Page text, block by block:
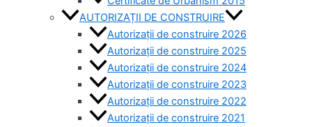
AUTORIZAȚII DE CONSTRUIRE
Autorizații de construire 2026
Autorizații de construire 2025
Autorizații de construire 2024
Autorizații de construire 2023
Autorizații de construire 2022
Autorizații de construire 2021